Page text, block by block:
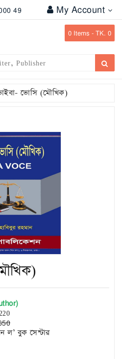
49 My Account
0 Items -TK. 0
ভোসি (মৌখিক)
ল’ বুক সেন্টার